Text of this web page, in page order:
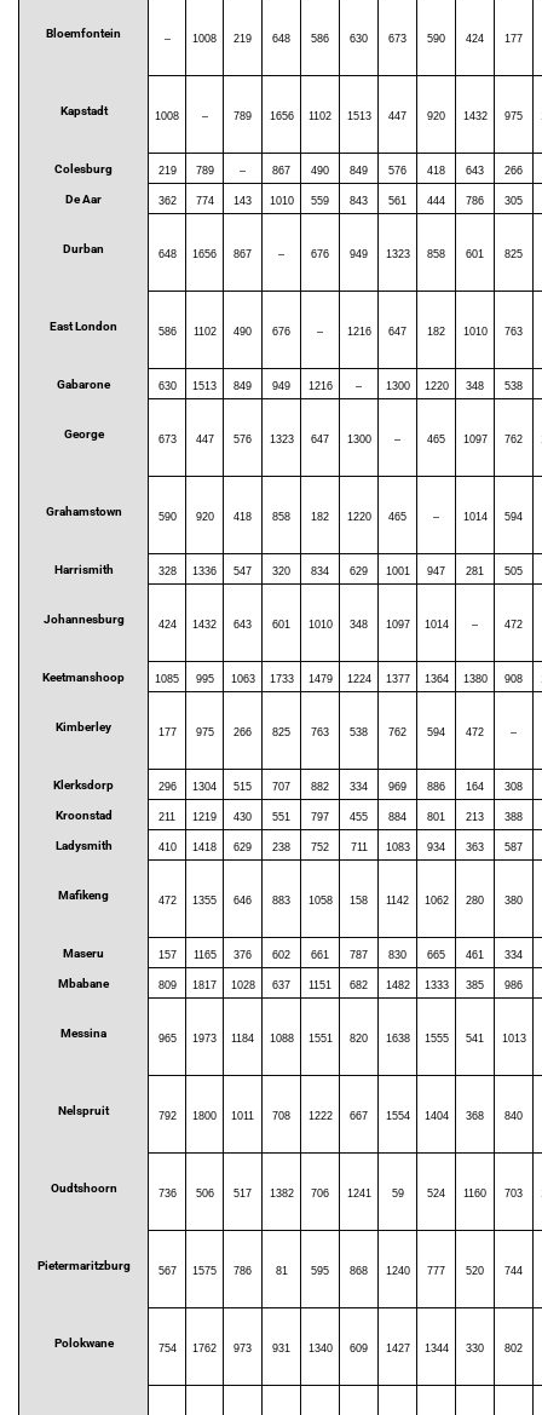
Bloemfontein – 1008 219 648 586 630 673 590 424 177
Kapstadt 1008 – 789 1656 1102 1513 447 920 1432 975
Colesburg 219 789 – 867 490 849 576 418 643 266
De Aar 362 774 143 1010 559 843 561 444 786 305
Durban 648 1656 867 – 676 949 1323 858 601 825
East London 586 1102 490 676 – 1216 647 182 1010 763
Gabarone 630 1513 849 949 1216 – 1300 1220 348 538
George 673 447 576 1323 647 1300 – 465 1097 762
Grahamstown 590 920 418 858 182 1220 465 – 1014 594
Harrismith 328 1336 547 320 834 629 1001 947 281 505
Johannesburg 424 1432 643 601 1010 348 1097 1014 – 472
Keetmanshoop 1085 995 1063 1733 1479 1224 1377 1364 1380 908
Kimberley 177 975 266 825 763 538 762 594 472 –
Klerksdorp 296 1304 515 707 882 334 969 886 164 308
Kroonstad 211 1219 430 551 797 455 884 801 213 388
Ladysmith 410 1418 629 238 752 711 1083 934 363 587
Mafikeng 472 1355 646 883 1058 158 1142 1062 280 380
Maseru 157 1165 376 602 661 787 830 665 461 334
Mbabane 809 1817 1028 637 1151 682 1482 1333 385 986
Messina 965 1973 1184 1088 1551 820 1638 1555 541 1013
Nelspruit 792 1800 1011 708 1222 667 1554 1404 368 840
Oudtshoorn 736 506 517 1382 706 1241 59 524 1160 703
Pietermaritzburg 567 1575 786 81 595 868 1240 777 520 744
Polokwane 754 1762 973 931 1340 609 1427 1344 330 802